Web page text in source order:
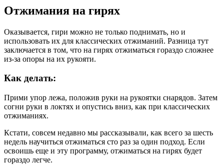
Отжимания на гирях
Оказывается, гири можно не только поднимать, но и
использовать их для классических отжиманий. Разница тут
заключается в том, что на гирях отжиматься гораздо сложнее
из-за опоры на их рукояти.
Как делать:
Прими упор лежа, положив руки на рукоятки снарядов. Затем
согни руки в локтях и опустись вниз, как при классических
отжиманиях.
Кстати, совсем недавно мы рассказывали, как всего за шесть
недель научиться отжиматься сто раз за один подход. Если
освоишь еще и эту программу, отжиматься на гирях будет
гораздо легче.